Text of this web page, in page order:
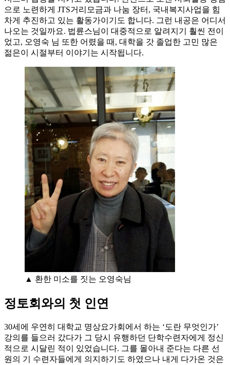
으로 노련하게 JTS거리모금과 나눔 장터, 국내복지사업을 힘
차게 추진하고 있는 활동가이기도 합니다. 그런 내공은 어디서
나오는 것일까요. 법륜스님이 대중적으로 알려지기 훨씬 전이
었고, 오영숙 님 또한 어렸을 때, 대학을 갓 졸업한 고민 많은
젊은이 시절부터 이야기는 시작됩니다.
▲ 환한 미소를 짓는 오영숙님
정토회와의 첫 인연
30세에 우연히 대학교 명상요가회에서 하는 ‘도란 무엇인가’
강의를 들으러 갔다가 그 당시 유행하던 단학수련자에게 정신
적으로 시달린 적이 있었습니다. 그를 몰아내 준다는 다른 선
원의 기 수련자들에게 의지하기도 하였으나 내게 다가온 것은